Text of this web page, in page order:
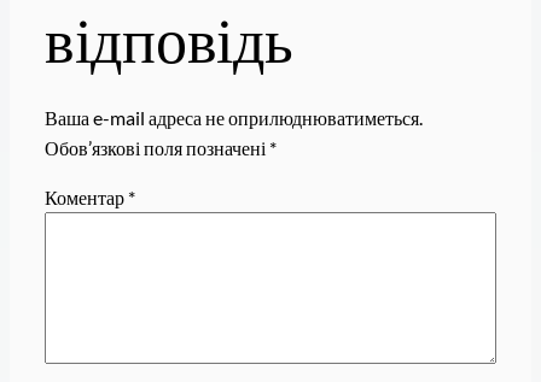
відповідь
Ваша e-mail адреса не оприлюднюватиметься.
Обов’язкові поля позначені *
Коментар *